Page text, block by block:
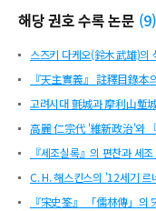
해당 권호 수록 논문 (9)
스즈키 다케오(鈴木武雄)의
『天主實義』 註釋目錄本
고려시대 氈城과 摩利山塹
高麗 仁宗代 '維新政治'와
『세조실록』의 편찬과 세
C. H. 해스킨스의 '12세기
『宋史筌』 「儒林傳」의